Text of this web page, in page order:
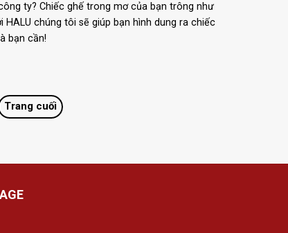
ty? Chiếc ghế trong mơ của bạn trông như
HALU chúng tôi sẽ giúp bạn hình dung ra chiếc
bạn cần!
Trang cuối